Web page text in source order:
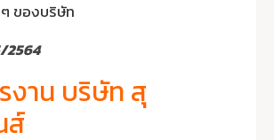
ๆ ของบริษัท
/2564
งาน บริษัท สุ
ส์